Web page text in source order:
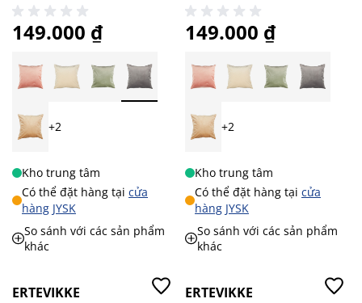
149.000 ₫
+2
Kho trung tâm
Có thể đặt hàng tại cửa
hàng JYSK
So sánh với các sản phẩm
khác
149.000 ₫
+2
Kho trung tâm
Có thể đặt hàng tại cửa
hàng JYSK
So sánh với các sản phẩm
khác
ERTEVIKKE
Giá tốt
ERTEVIKKE